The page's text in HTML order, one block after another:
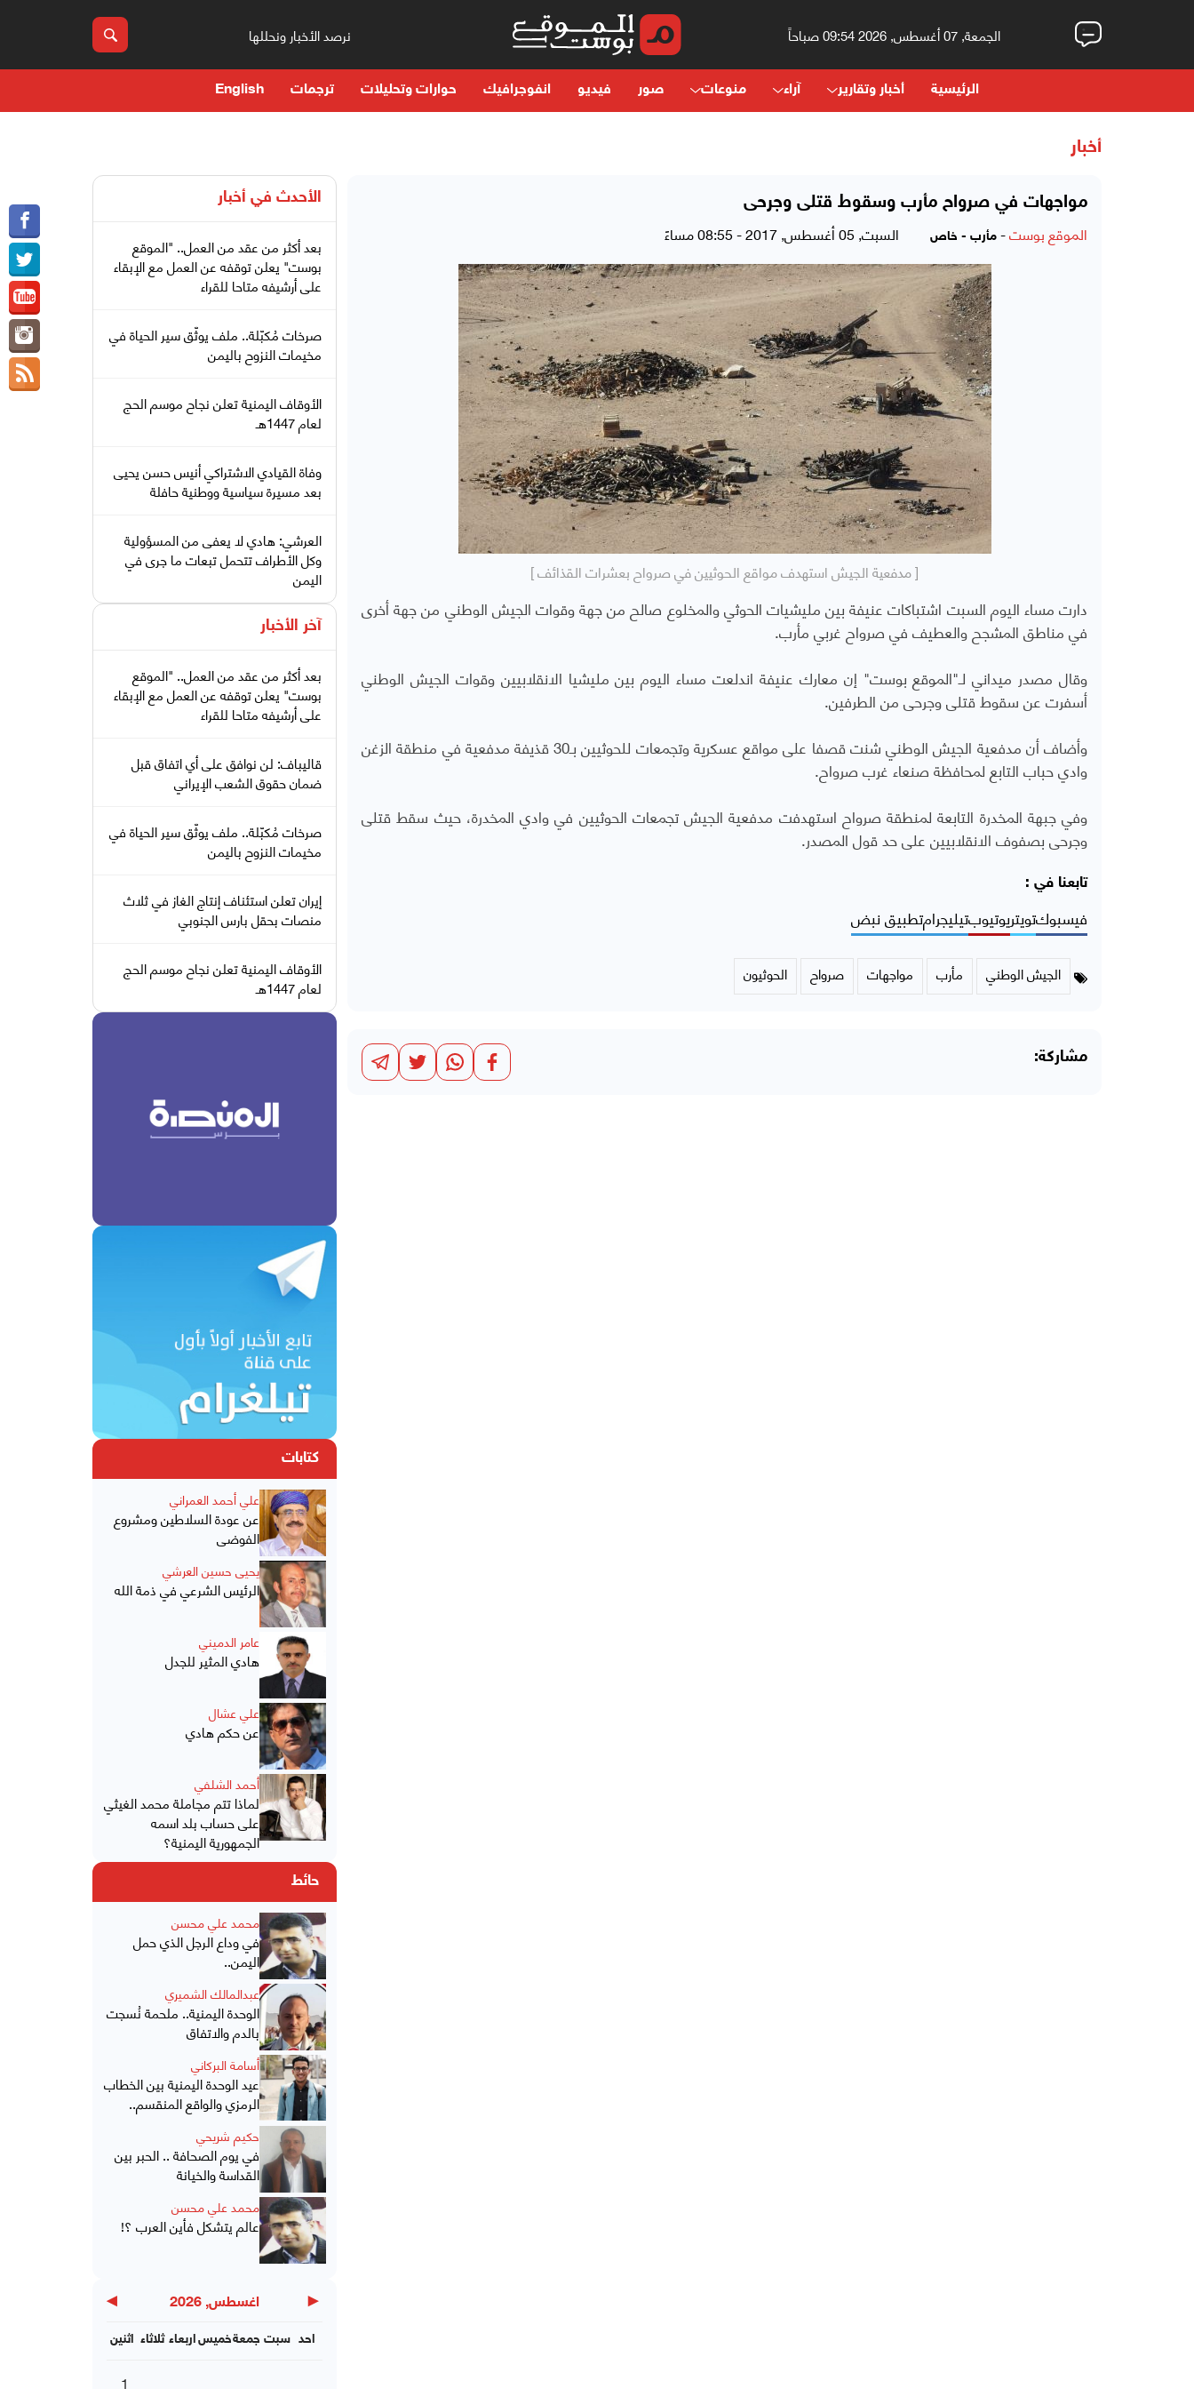
الجمعة, 07 أغسطس, 2026 09:54 صباحاً نرصد الأخبار ونحللها
الرئيسية أخبار وتقارير آراء منوعات صور فيديو انفوجرافيك حوارات وتحليلات ترجمات English
أخبار
مواجهات في صرواح مأرب وسقوط قتلى وجرحى
الموقع بوست- مأرب - خاص السبت, 05 أغسطس, 2017 - 08:55 مساءً
[ مدفعية الجيش استهدف مواقع الحوثيين في صرواح بعشرات القذائف ]
دارت مساء اليوم السبت اشتباكات عنيفة بين مليشيات الحوثي والمخلوع صالح من جهة وقوات الجيش الوطني من جهة أخرى
في مناطق المشجح والعطيف في صرواح غربي مأرب.
وقال مصدر ميداني لـ"الموقع بوست" إن معارك عنيفة اندلعت مساء اليوم بين مليشيا الانقلابيين وقوات الجيش الوطني
أسفرت عن سقوط قتلى وجرحى من الطرفين.
وأضاف أن مدفعية الجيش الوطني شنت قصفا على مواقع عسكرية وتجمعات للحوثيين بـ30 قذيفة مدفعية في منطقة الزغن
وادي حباب التابع لمحافظة صنعاء غرب صرواح.
وفي جبهة المخدرة التابعة لمنطقة صرواح استهدفت مدفعية الجيش تجمعات الحوثيين في وادي المخدرة، حيث سقط قتلى
وجرحى بصفوف الانقلابيين على حد قول المصدر.
تابعنا في :
فيسبوكتويتريوتيوبتيليجرامتطبيق نبض
الجيش الوطني مأرب مواجهات صرواح الحوثيون
مشاركة:
الأحدث في أخبار
بعد أكثر من عقد من العمل.. "الموقع
بوست" يعلن توقفه عن العمل مع الإبقاء
على أرشيفه متاحا للقراء
صرخات مُكبّلة.. ملف يوثّق سير الحياة في
مخيمات النزوح باليمن
الأوقاف اليمنية تعلن نجاح موسم الحج
لعام 1447هـ
وفاة القيادي الاشتراكي أنيس حسن يحيى
بعد مسيرة سياسية ووطنية حافلة
العرشي: هادي لا يعفى من المسؤولية
وكل الأطراف تتحمل تبعات ما جرى في
اليمن
آخر الأخبار
بعد أكثر من عقد من العمل.. "الموقع
بوست" يعلن توقفه عن العمل مع الإبقاء
على أرشيفه متاحا للقراء
قاليباف: لن نوافق على أي اتفاق قبل
ضمان حقوق الشعب الإيراني
صرخات مُكبّلة.. ملف يوثّق سير الحياة في
مخيمات النزوح باليمن
إيران تعلن استئناف إنتاج الغاز في ثلاث
منصات بحقل بارس الجنوبي
الأوقاف اليمنية تعلن نجاح موسم الحج
لعام 1447هـ
كتابات
علي أحمد العمراني
عن عودة السلاطين ومشروع
الفوضى
يحيى حسين العرشي
الرئيس الشرعي في ذمة الله
عامر الدميني
هادي المثير للجدل
علي عشال
عن حكم هادي
أحمد الشلفي
لماذا تتم مجاملة محمد الغيثي
على حساب بلد اسمه
الجمهورية اليمنية؟
حائط
محمد علي محسن
في وداع الرجل الذي حمل
اليمن..
عبدالمالك الشميري
الوحدة اليمنية.. ملحمة نُسجت
بالدم والاتفاق
أسامة البركاني
عيد الوحدة اليمنية بين الخطاب
الرمزي والواقع المنقسم..
حكيم شريحي
في يوم الصحافة .. الحبر بين
القداسة والخيانة
محمد علي محسن
عالم يتشكل فأين العرب ؟!
◀ اغسطس, 2026 ▶
اثنين ثلاثاء اربعاءخميسجمعة سبت احد
1